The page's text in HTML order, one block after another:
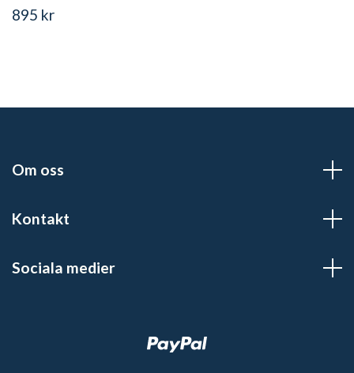
895 kr
Om oss
Kontakt
Sociala medier